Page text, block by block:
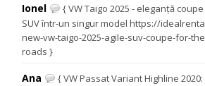
Ionel
{ VW Taigo 2025 - eleganță
SUV într-un singur model https://
new-vw-taigo-2025-agile-suv-coupe-for-
roads }
Ana
{ VW Passat Variant Highline